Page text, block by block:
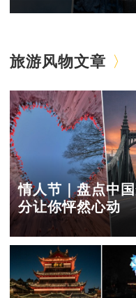
旅游风物文章
情人节｜盘点中
分让你怦然心动